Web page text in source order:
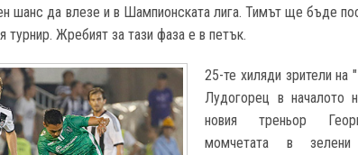
шанс да влезе и в Шампионската лига. Тимът ще бъде
турнир. Жребият за тази фаза е в петък.
25-те хиляди зрители
Лудогорец в началото
новия треньор
момчетата в зелени